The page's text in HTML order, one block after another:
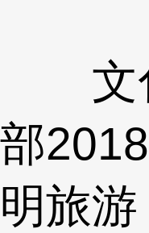
文
部
明旅